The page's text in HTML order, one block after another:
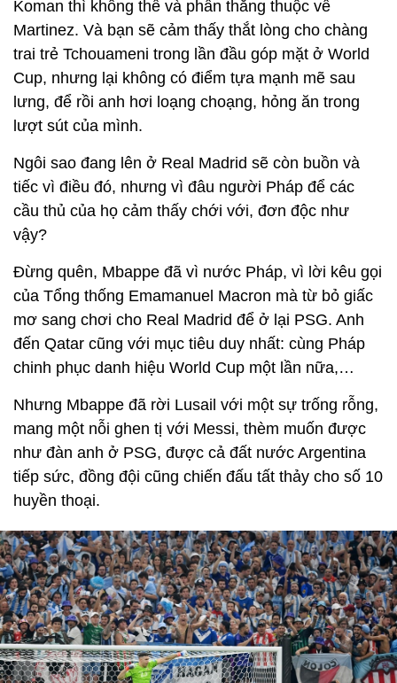
Koman thì không thể và phần thắng thuộc về
Martinez. Và bạn sẽ cảm thấy thắt lòng cho chàng
trai trẻ Tchouameni trong lần đầu góp mặt ở World
Cup, nhưng lại không có điểm tựa mạnh mẽ sau
lưng, để rồi anh hơi loạng choạng, hỏng ăn trong
lượt sút của mình.
Ngôi sao đang lên ở Real Madrid sẽ còn buồn và
tiếc vì điều đó, nhưng vì đâu người Pháp để các
cầu thủ của họ cảm thấy chới với, đơn độc như
vậy?
Đừng quên, Mbappe đã vì nước Pháp, vì lời kêu gọi
của Tổng thống Emamanuel Macron mà từ bỏ giấc
mơ sang chơi cho Real Madrid để ở lại PSG. Anh
đến Qatar cũng với mục tiêu duy nhất: cùng Pháp
chinh phục danh hiệu World Cup một lần nữa,…
Nhưng Mbappe đã rời Lusail với một sự trống rỗng,
mang một nỗi ghen tị với Messi, thèm muốn được
như đàn anh ở PSG, được cả đất nước Argentina
tiếp sức, đồng đội cũng chiến đấu tất thảy cho số 10
huyền thoại.